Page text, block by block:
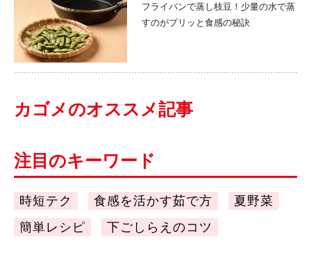
フライパンで蒸し枝豆！少量の水で蒸
すのがプリッと食感の秘訣
カゴメのオススメ記事
注目のキーワード
時短テク 食感を活かす茹で方
夏野菜
簡単レシピ
下ごしらえのコツ